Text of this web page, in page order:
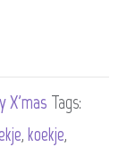
X'mas Tags:
, koekje,